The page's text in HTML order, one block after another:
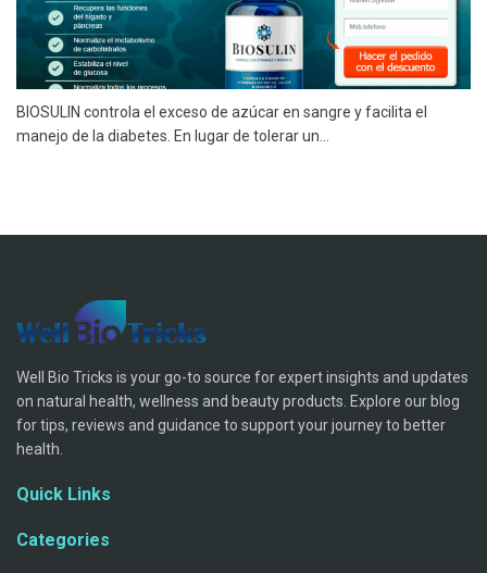
BIOSULIN controla el exceso de azúcar en sangre y facilita el
manejo de la diabetes. En lugar de tolerar un...
Well Bio Tricks is your go-to source for expert insights and updates
on natural health, wellness and beauty products. Explore our blog
for tips, reviews and guidance to support your journey to better
health.
Quick Links
Categories